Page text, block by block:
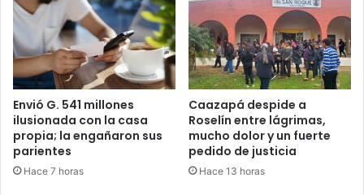
Envió G. 541 millones
ilusionada con la casa
propia; la engañaron sus
parientes
Hace 7 horas
Caazapá despide a
Roselín entre lágrimas,
mucho dolor y un fuerte
pedido de justicia
Hace 13 horas